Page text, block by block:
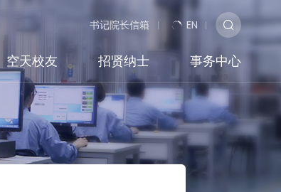
书记院长信箱 EN
空天校友 招贤纳士 事务中心